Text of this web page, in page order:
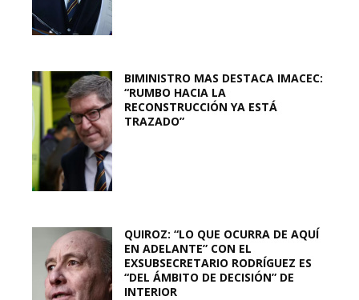
BIMINISTRO MAS DESTACA IMACEC:
“RUMBO HACIA LA
RECONSTRUCCIÓN YA ESTÁ
TRAZADO”
QUIROZ: “LO QUE OCURRA DE AQUÍ
EN ADELANTE” CON EL
EXSUBSECRETARIO RODRÍGUEZ ES
“DEL ÁMBITO DE DECISIÓN” DE
INTERIOR